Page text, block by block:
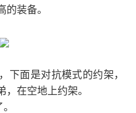
装备。
下面是对抗模式的约架，
在空地上约架。